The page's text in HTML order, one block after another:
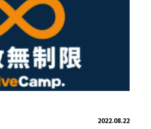
2022.08.22